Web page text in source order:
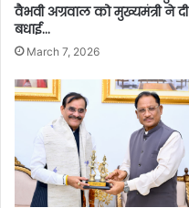
वैभवी अग्रवाल को मुख्यमंत्री ने दी
बधाई…
March 7, 2026